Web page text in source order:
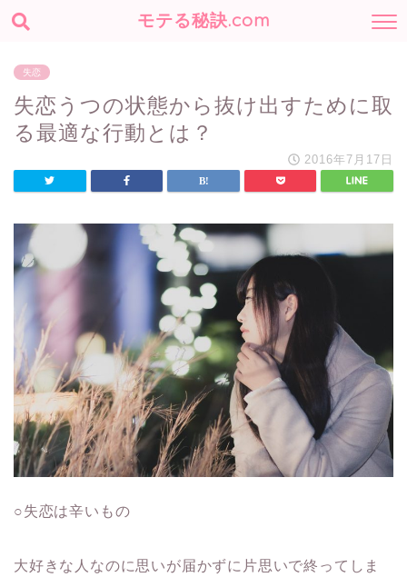
モテる秘訣.com
失恋
失恋うつの状態から抜け出すために取
る最適な行動とは？
2016年7月17日
○失恋は辛いもの
大好きな人なのに思いが届かずに片思いで終ってしま